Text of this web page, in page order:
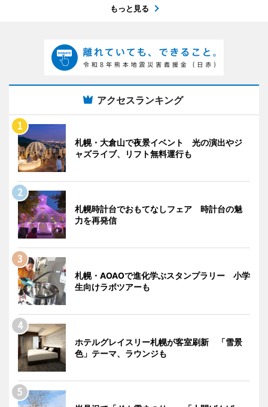
もっと見る
アクセスランキング
札幌・大倉山で夜景イベント 光の演出やジ
ャズライブ、リフト無料運行も
札幌時計台でおもてなしフェア 時計台の魅
力を再発信
札幌・AOAOで進化学ぶスタンプラリー 小学
生向けラボツアーも
ホテルグレイスリー札幌が客室刷新 「雪景
色」テーマ、ラウンジも